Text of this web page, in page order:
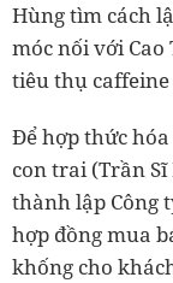
Hùng tìm cách
móc nối với
tiêu thụ
Để hợp thức
con trai (Trần
thành lập Công
hợp đồng mua
khống cho